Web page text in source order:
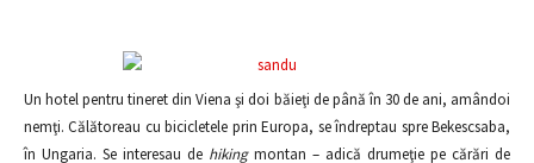
Un hotel pentru tineret din Viena şi doi băieţi de până în 30 de ani, amândoi
nemţi. Călătoreau cu bicicletele prin Europa, se îndreptau spre Bekescsaba,
în Ungaria. Se interesau de hikingmontan – adică drumeţie pe cărări de